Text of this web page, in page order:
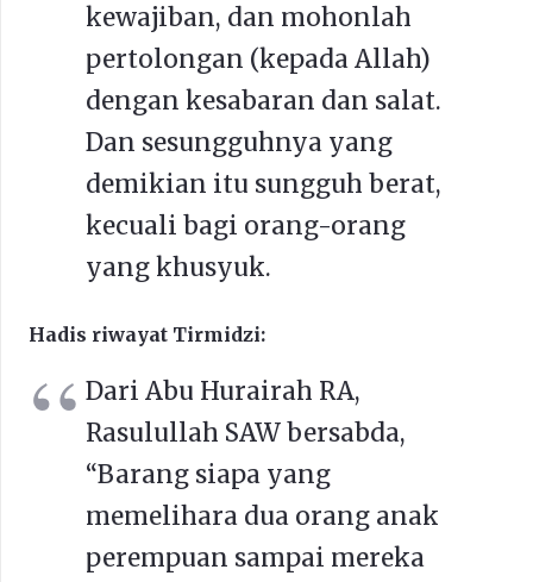
kewajiban, dan mohonlah
pertolongan (kepada Allah)
dengan kesabaran dan salat.
Dan sesungguhnya yang
demikian itu sungguh berat,
kecuali bagi orang-orang
yang khusyuk.
Hadis riwayat Tirmidzi:
Dari Abu Hurairah RA,
Rasulullah SAW bersabda,
“Barang siapa yang
memelihara dua orang anak
perempuan sampai mereka